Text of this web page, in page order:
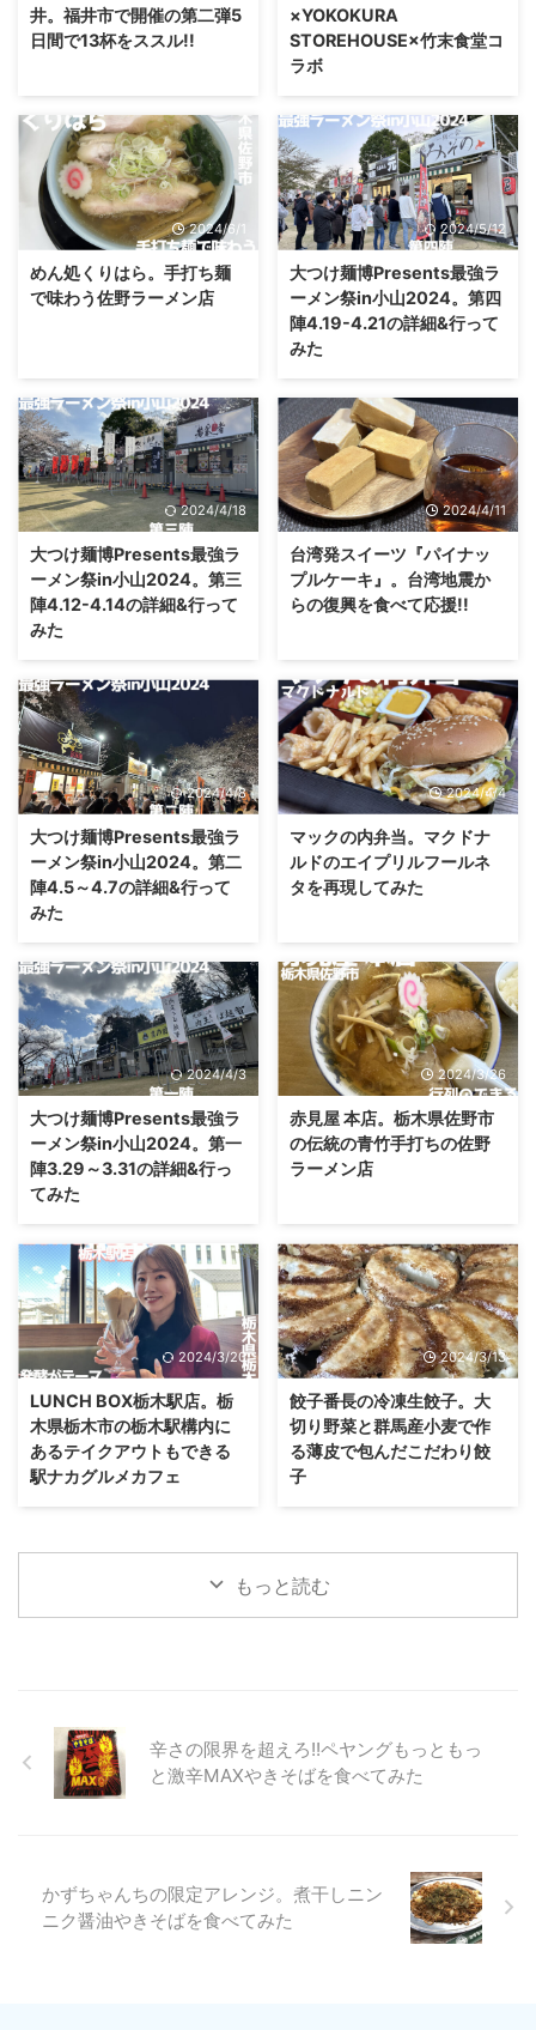
井。福井市で開催の第二弾5
日間で13杯をススル!!
×YOKOKURA
STOREHOUSE×竹末食堂コ
ラボ
2024/6/1
めん処くりはら。手打ち麺
で味わう佐野ラーメン店
2024/5/12
大つけ麺博Presents最強ラ
ーメン祭in小山2024。第四
陣4.19-4.21の詳細&行って
みた
2024/4/18
大つけ麺博Presents最強ラ
ーメン祭in小山2024。第三
陣4.12-4.14の詳細&行って
みた
2024/4/11
台湾発スイーツ『パイナッ
プルケーキ』。台湾地震か
らの復興を食べて応援!!
2024/4/8
大つけ麺博Presents最強ラ
ーメン祭in小山2024。第二
陣4.5～4.7の詳細&行って
みた
2024/4/4
マックの内弁当。マクドナ
ルドのエイプリルフールネ
タを再現してみた
2024/4/3
大つけ麺博Presents最強ラ
ーメン祭in小山2024。第一
陣3.29～3.31の詳細&行っ
てみた
2024/3/26
赤見屋 本店。栃木県佐野市
の伝統の青竹手打ちの佐野
ラーメン店
2024/3/20
LUNCH BOX栃木駅店。栃
木県栃木市の栃木駅構内に
あるテイクアウトもできる
駅ナカグルメカフェ
2024/3/13
餃子番長の冷凍生餃子。大
切り野菜と群馬産小麦で作
る薄皮で包んだこだわり餃
子
もっと読む
辛さの限界を超えろ!!ペヤングもっともっ
と激辛MAXやきそばを食べてみた
かずちゃんちの限定アレンジ。煮干しニン
ニク醤油やきそばを食べてみた